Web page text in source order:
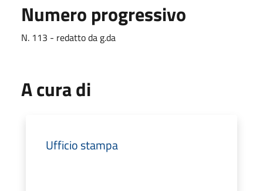
Numero progressivo
N. 113 - redatto da g.da
A cura di
Ufficio stampa